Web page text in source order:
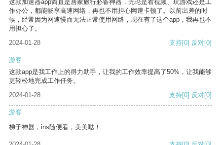
这款加速器app简直是居家旅行必备神器，无论是看视频、玩游戏还是工
作办公，都能畅享高速网络，再也不用担心网速卡顿了。以前出差的时
候，经常因为网速慢而无法正常使用网络，现在有了这个app，我再也不
用担心了。
2024-01-28
支持[0] 反对[0]
游客
这款app是我工作上的得力助手，让我的工作效率提高了50%，让我能够
更轻松地完成工作任务。
2024-01-28
支持[0] 反对[0]
游客
梯子神器，ins随便看，美美哒！